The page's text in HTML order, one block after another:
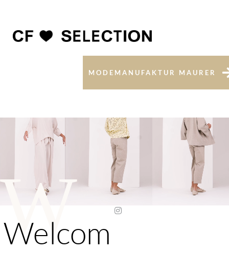
MODEMANUFAKTUR MAURER
W
Welcom